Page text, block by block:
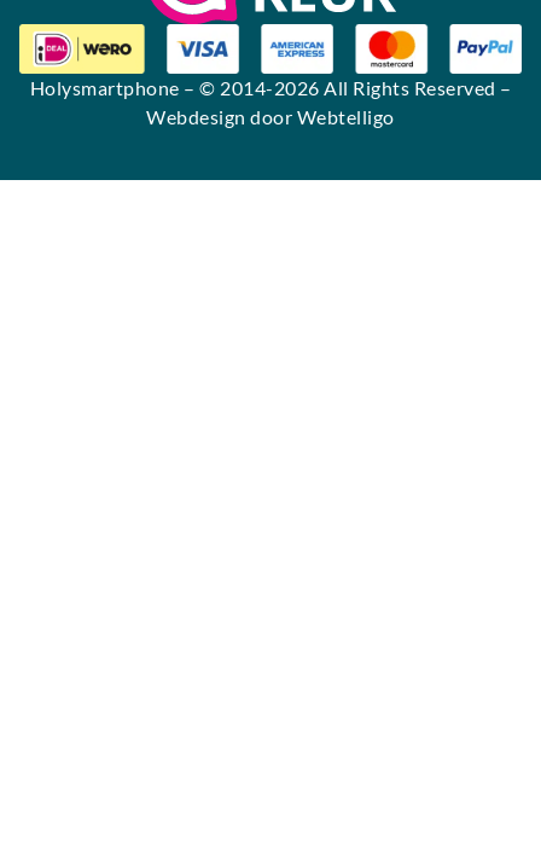
Holysmartphone – © 2014-2026 All Rights Reserved –
Webdesign door Webtelligo